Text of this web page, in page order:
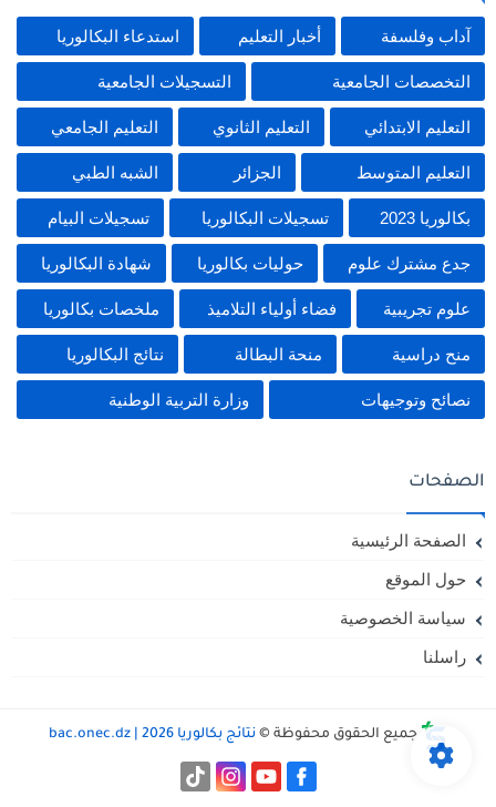
آداب وفلسفة أخبار التعليم استدعاء البكالوريا
التخصصات الجامعية التسجيلات الجامعية
التعليم الابتدائي التعليم الثانوي التعليم الجامعي
التعليم المتوسط الجزائر الشبه الطبي
بكالوريا 2023 تسجيلات البكالوريا تسجيلات البيام
جدع مشترك علوم حوليات بكالوريا شهادة البكالوريا
علوم تجريبية فضاء أولياء التلاميذ ملخصات بكالوريا
منح دراسية منحة البطالة نتائج البكالوريا
نصائح وتوجيهات وزارة التربية الوطنية
الصفحات
الصفحة الرئيسية
حول الموقع
سياسة الخصوصية
راسلنا
جميع الحقوق محفوظة © نتائج بكالوريا 2026 | bac.onec.dz